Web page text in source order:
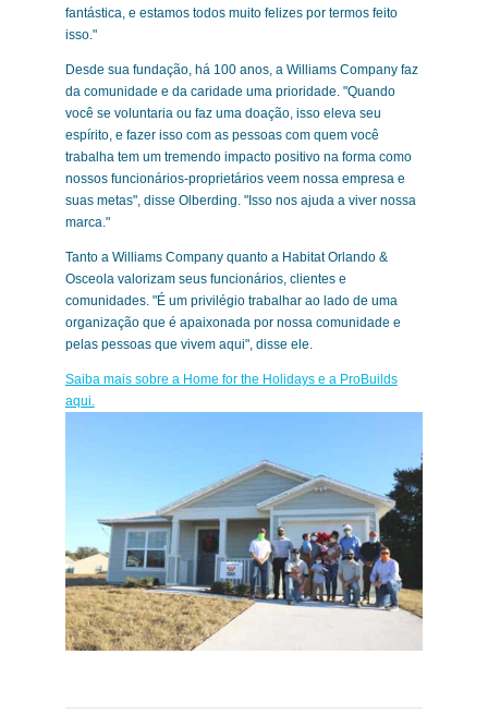
fantástica, e estamos todos muito felizes por termos feito
isso."
Desde sua fundação, há 100 anos, a Williams Company faz
da comunidade e da caridade uma prioridade. "Quando
você se voluntaria ou faz uma doação, isso eleva seu
espírito, e fazer isso com as pessoas com quem você
trabalha tem um tremendo impacto positivo na forma como
nossos funcionários-proprietários veem nossa empresa e
suas metas", disse Olberding. "Isso nos ajuda a viver nossa
marca."
Tanto a Williams Company quanto a Habitat Orlando &
Osceola valorizam seus funcionários, clientes e
comunidades. "É um privilégio trabalhar ao lado de uma
organização que é apaixonada por nossa comunidade e
pelas pessoas que vivem aqui", disse ele.
Saiba mais sobre a Home for the Holidays e a ProBuilds
aqui.